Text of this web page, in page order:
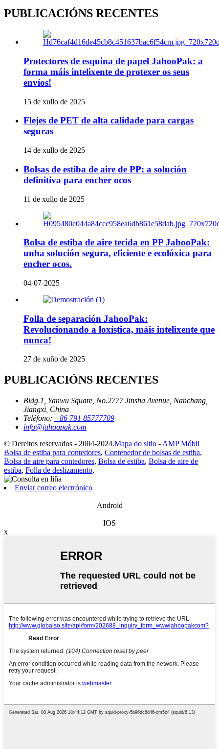
PUBLICACIÓNS RECENTES
Protectores de esquina de papel JahooPak: a
forma máis intelixente de protexer os seus
envíos!
15 de xullo de 2025
Flejes de PET de alta calidade para cargas
seguras
14 de xullo de 2025
Bolsas de estiba de aire de PP: a solución
definitiva para encher ocos
11 de xullo de 2025
Bolsa de estiba de aire tecida en PP JahooPak:
unha solución segura, eficiente e ecolóxica para
encher ocos.
04-07-2025
Folla de separación JahooPak:
Revolucionando a loxística, máis intelixente que
nunca!
27 de xuño de 2025
PUBLICACIÓNS RECENTES
Bldg.1, Yanwu Square, No.2777 Jinsha Avenue, Nanchang,
Jiangxi, China
Teléfono: +86 791 85777709
info@jahoopak.com
© Dereitos reservados - 2004-2024.Mapa do sitio - AMP Móbil
Bolsa de estiba para contedores, Contenedor de bolsas de estiba,
Bolsa de aire para contedores, Bolsa de estiba, Bolsa de aire de
estiba, Folla de deslizamento,
Enviar correo electrónico
Android
IOS
x